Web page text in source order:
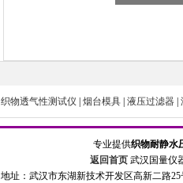
织物透气性测试仪 烟台模具 液压过滤器
专业提供织物耐静水
返回首页武汉国量仪
地址：武汉市东湖新技术开发区高新二路